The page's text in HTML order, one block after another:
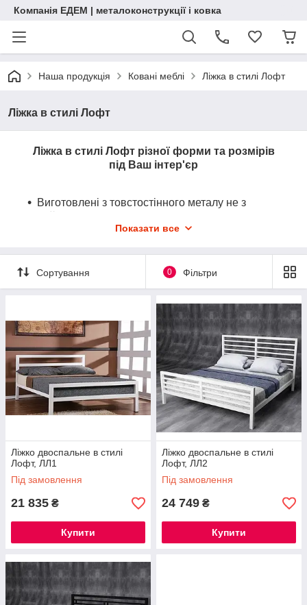
Компанія ЕДЕМ | металоконструкції і ковка
Наша продукція Ковані меблі Ліжка в стилі Лофт
Ліжка в стилі Лофт
Ліжка в стилі Лофт різної форми та розмірів
під Ваш інтер'єр
Виготовлені з товстостінного металу не з
Повністю ручна робота
Допоможемо індивідуально підібрати та розрахувати
правильно ліжко.Телефонуйте!
Показати все
Сортування 0 Фільтри
Ліжко двоспальне в стилі
Лофт, ЛЛ1
Під замовлення
21 835 ₴
Купити
Ліжко двоспальне в стилі
Лофт, ЛЛ2
Під замовлення
24 749 ₴
Купити